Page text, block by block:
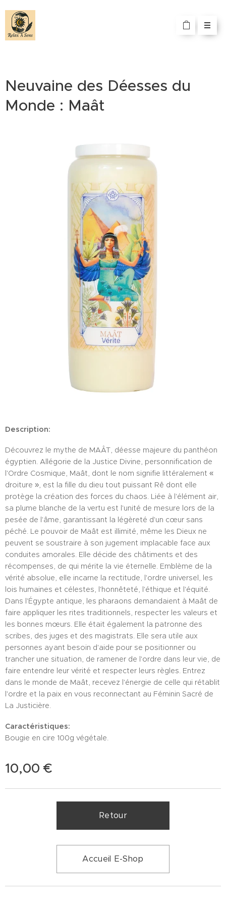
Neuvaine des Déesses du
Monde : Maât
Description:
Découvrez le mythe de MAÂT, déesse majeure du panthéon
égyptien. Allégorie de la Justice Divine, personnification de
l'Ordre Cosmique, Maât, dont le nom signifie littéralement «
droiture », est la fille du dieu tout puissant Rê dont elle
protège la création des forces du chaos. Liée à l'élément air,
sa plume blanche de la vertu est l'unité de mesure lors de la
pesée de l'âme, garantissant la légèreté d'un cœur sans
péché. Le pouvoir de Maât est illimité, même les Dieux ne
peuvent se soustraire à son jugement implacable face aux
conduites amorales. Elle décide des châtiments et des
récompenses, de qui mérite la vie éternelle. Emblème de la
vérité absolue, elle incarne la rectitude, l'ordre universel, les
lois humaines et célestes, l'honnêteté, l'éthique et l'équité.
Dans l'Égypte antique, les pharaons demandaient à Maât de
faire appliquer les rites traditionnels, respecter les valeurs et
les bonnes mœurs. Elle était également la patronne des
scribes, des juges et des magistrats. Elle sera utile aux
personnes ayant besoin d'aide pour se positionner ou
trancher une situation, de ramener de l'ordre dans leur vie, de
faire entendre leur vérité et respecter leurs règles. Entrez
dans le monde de Maât, recevez l'énergie de celle qui rétablit
l'ordre et la paix en vous reconnectant au Féminin Sacré de
La Justicière.
Caractéristiques:
Bougie en cire 100g végétale.
10,00 €
Retour
Accueil E-Shop